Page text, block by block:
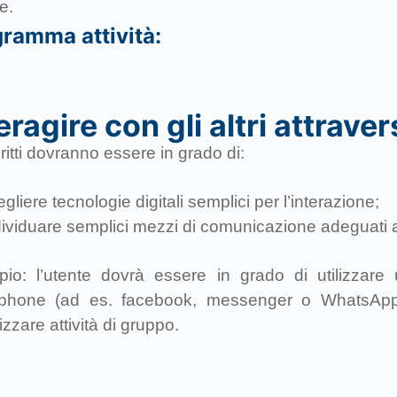
attività:
con gli altri
dovranno essere in grado di:
tecnologie digitali semplici per l’interazione;
semplici mezzi di comunicazione adeguati
l’utente dovrà essere in grado di
(ad es. facebook, messenger o
attività di gruppo.